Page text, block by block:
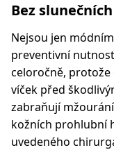
Bez
Nejsou jen
preventivní
celoročně,
víček před
zabraňují
kožních prohlubní
uvedeného